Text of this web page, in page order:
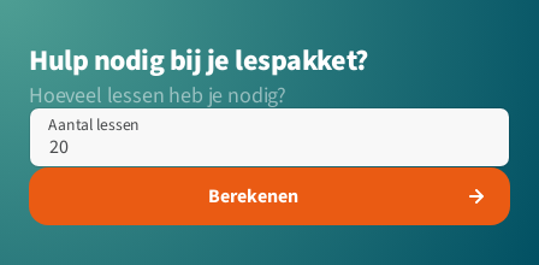
Hulp nodig bij je lespakket?
Hoeveel lessen heb je nodig?
Aantal lessen
Berekenen